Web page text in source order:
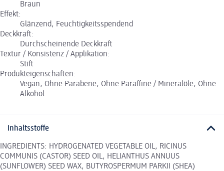
Braun
Effekt:
Glänzend, Feuchtigkeitsspendend
Deckkraft:
Durchscheinende Deckkraft
Textur / Konsistenz / Applikation:
Stift
Produkteigenschaften:
Vegan, Ohne Parabene, Ohne Paraffine / Mineralöle, Ohne
Alkohol
Inhaltsstoffe
INGREDIENTS: HYDROGENATED VEGETABLE OIL, RICINUS
COMMUNIS (CASTOR) SEED OIL, HELIANTHUS ANNUUS
(SUNFLOWER) SEED WAX, BUTYROSPERMUM PARKII (SHEA)